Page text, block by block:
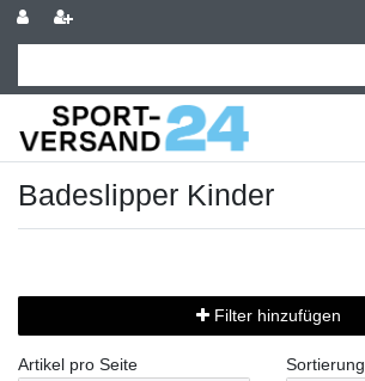
Badeslipper Kinder
Filter hinzufügen
Artikel pro Seite Sortierung